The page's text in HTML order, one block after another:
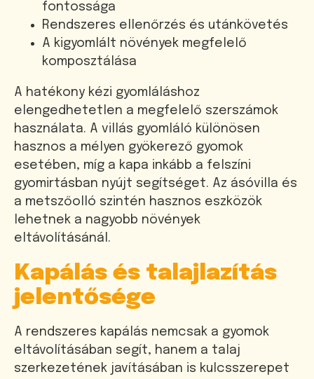
fontossága
Rendszeres ellenőrzés és utánkövetés
A kigyomlált növények megfelelő
komposztálása
A hatékony kézi gyomláláshoz
elengedhetetlen a megfelelő szerszámok
használata. A villás gyomláló különösen
hasznos a mélyen gyökerező gyomok
esetében, míg a kapa inkább a felszíni
gyomirtásban nyújt segítséget. Az ásóvilla és
a metszőolló szintén hasznos eszközök
lehetnek a nagyobb növények
eltávolításánál.
Kapálás és talajlazítás
jelentősége
A rendszeres kapálás nemcsak a gyomok
eltávolításában segít, hanem a talaj
szerkezetének javításában is kulcsszerepet